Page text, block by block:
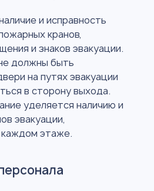
и исправность
кранов,
и знаков эвакуации.
должны быть
на путях эвакуации
в сторону выхода.
уделяется наличию и
эвакуации,
этаже.